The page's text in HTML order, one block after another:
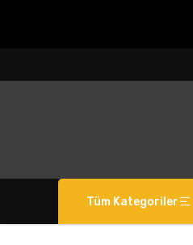
Tüm Kategoriler